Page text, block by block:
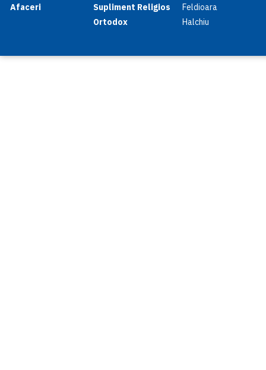
Afaceri
Supliment Religios
Ortodox
Feldioara
Halchiu